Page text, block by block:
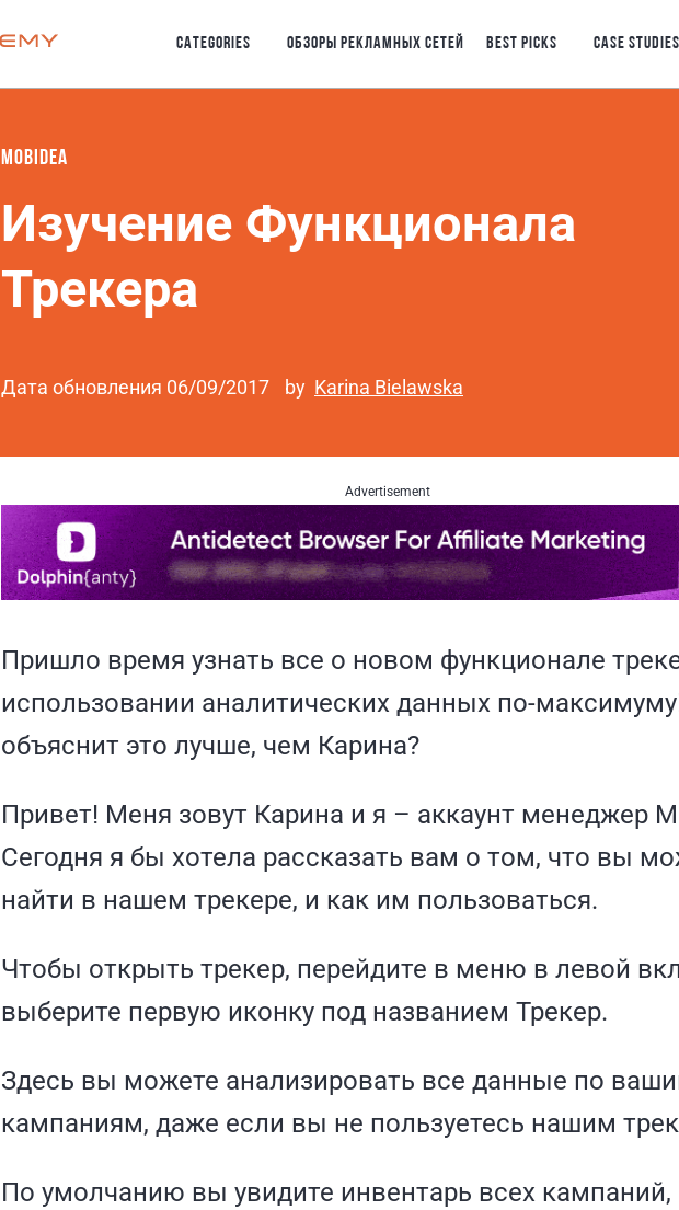
CATEGORIES ОБЗОРЫ РЕКЛАМНЫХ СЕТЕЙ BEST PICKS CASE STUDIES
MOBIDEA
Изучение Функционала
Трекера
Дата обновления 06/09/2017 by Karina Bielawska
Advertisement
Пришло время узнать все о новом функционале
использовании аналитических данных по-
объяснит это лучше, чем Карина?
Привет! Меня зовут Карина и я – аккаунт менеджер
Сегодня я бы хотела рассказать вам о том, что вы
найти в нашем трекере, и как им пользоваться.
Чтобы открыть трекер, перейдите в меню в левой
выберите первую иконку под названием Трекер.
Здесь вы можете анализировать все данные по
кампаниям, даже если вы не пользуетесь нашим
По умолчанию вы увидите инвентарь всех кампаний,